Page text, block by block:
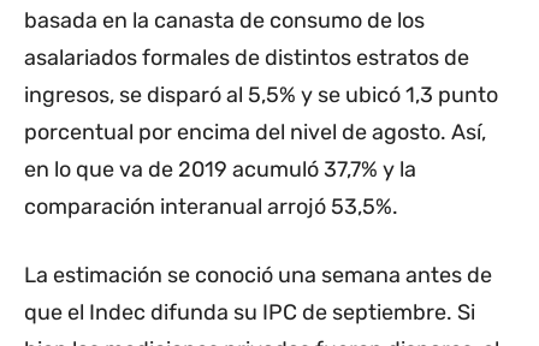
basada en la canasta de consumo de los
asalariados formales de distintos estratos de
ingresos, se disparó al 5,5% y se ubicó 1,3 punto
porcentual por encima del nivel de agosto. Así,
en lo que va de 2019 acumuló 37,7% y la
comparación interanual arrojó 53,5%.
La estimación se conoció una semana antes de
que el Indec difunda su IPC de septiembre. Si